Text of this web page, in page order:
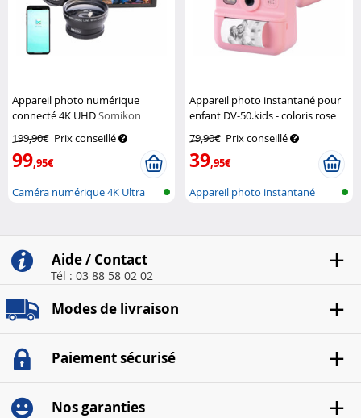
Appareil photo numérique
connecté 4K UHDSomikon
199,90€ Prix conseillé
99,95€
Caméra numérique 4K Ultra
Appareil photo instantané pour
enfant DV-50.kids - coloris rose
79,90€ Prix conseillé
39,95€
Appareil photo instantané
Aide / Contact
Tél : 03 88 58 02 02
Modes de livraison
Paiement sécurisé
Nos garanties